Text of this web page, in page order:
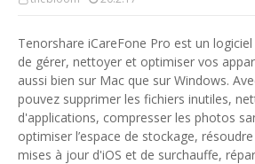
Tenorshare iCareFone Pro est un
de gérer, nettoyer et optimiser vos
aussi bien sur Mac que sur Windows.
pouvez supprimer les fichiers inutiles,
d'applications, compresser les photos
optimiser l’espace de stockage,
mises à jour d'iOS et de surchauffe,